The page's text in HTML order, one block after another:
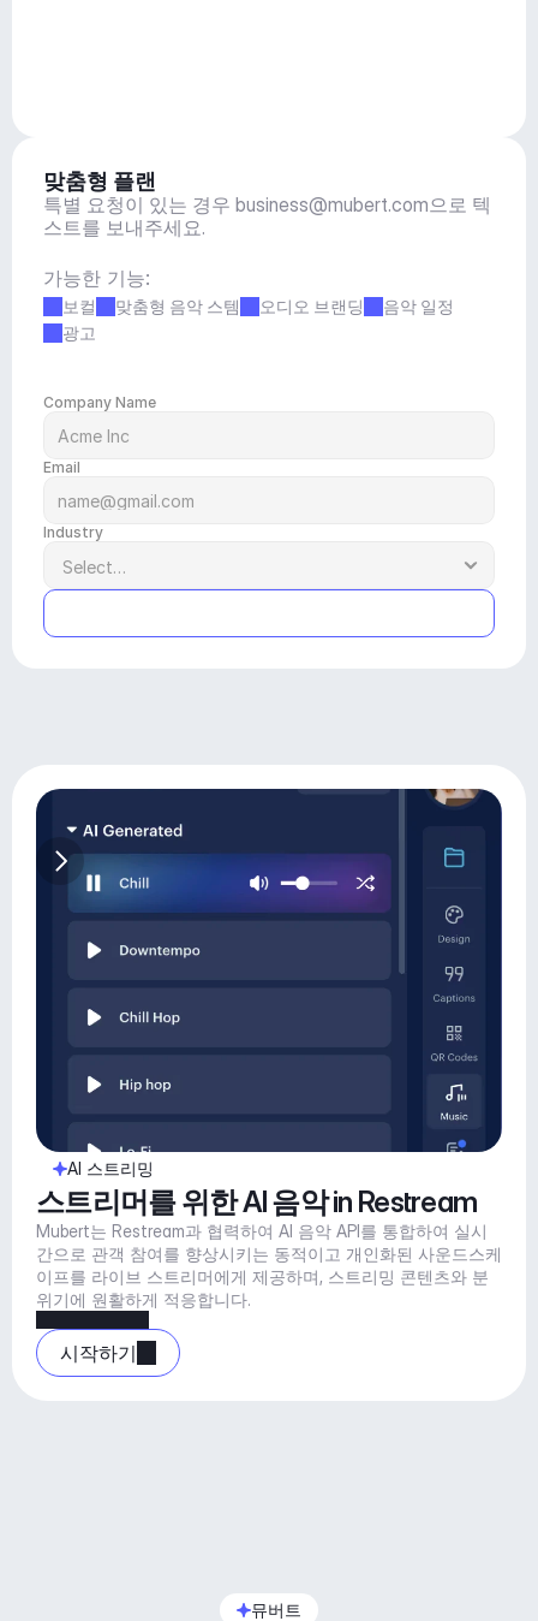
맞춤형 플랜
특별 요청이 있는 경우 business@mubert.com으로 텍
스트를 보내주세요.
가능한 기능:
보컬 맞춤형 음악 스템 오디오 브랜딩
음악 일정
광고
Company Name
Email
Industry
AI 스트리밍
스트리머를 위한 AI 음악 in Restream
Mubert는 Restream과 협력하여 AI 음악 API를 통합하여 실시
간으로 관객 참여를 향상시키는 동적이고 개인화된 사운드스케
이프를 라이브 스트리머에게 제공하며, 스트리밍 콘텐츠와 분
위기에 원활하게 적응합니다.
시작하기
뮤버트